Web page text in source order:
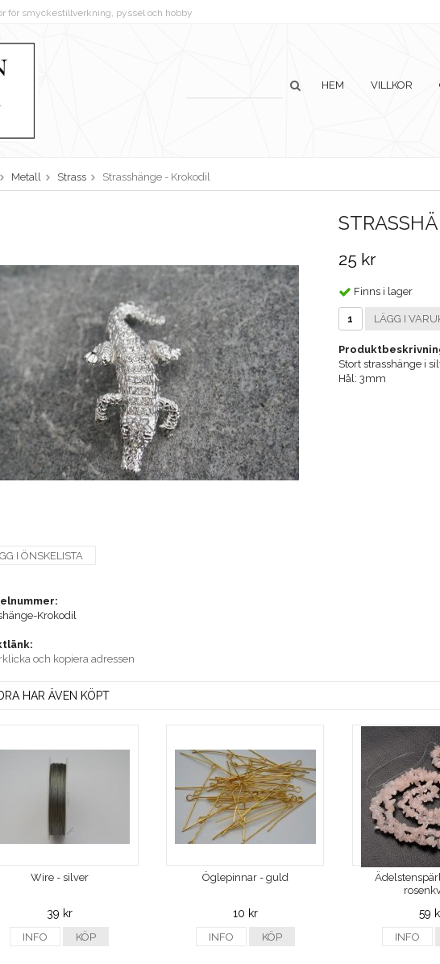
för smyckestillverkning, pyssel och hobby
HEM VILLKOR
Metall Strass Strasshänge - Krokodil
25 kr
Finns i lager
LÄGG I
Stort strasshänge i
Hål: 3mm
I ÖNSKELISTA
Krokodil
och kopiera adressen
HAR ÄVEN KÖPT
Wire - silver
39 kr
INFO KÖP
Öglepinnar - guld
10 kr
INFO KÖP
59
INFO